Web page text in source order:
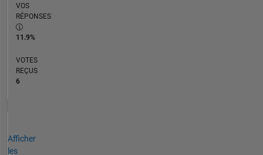
VOS
RÉPONSES
11.9%
VOTES
REÇUS
6
Afficher
les